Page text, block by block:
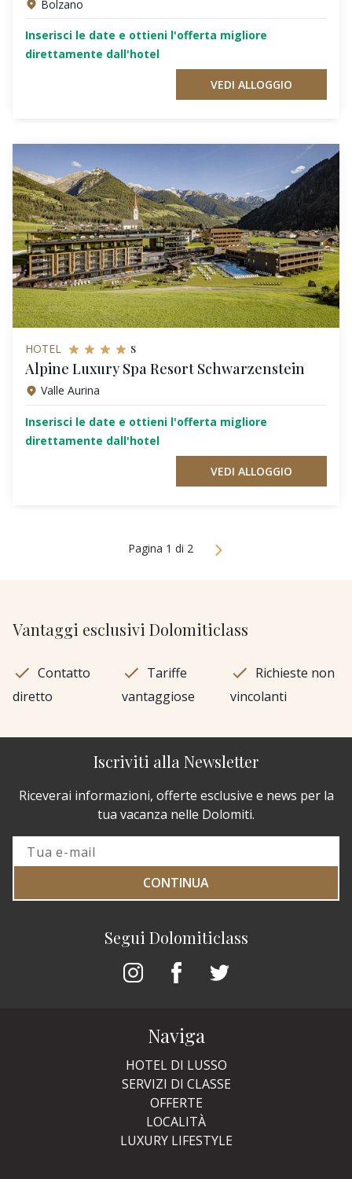
Bolzano
Inserisci le date e ottieni l'offerta migliore
direttamente dall'hotel
VEDI ALLOGGIO
HOTEL s
Alpine Luxury Spa Resort Schwarzenstein
Valle Aurina
Inserisci le date e ottieni l'offerta migliore
direttamente dall'hotel
VEDI ALLOGGIO
Pagina 1 di 2
Vantaggi esclusivi Dolomiticlass
Contatto
diretto
Tariffe
vantaggiose
Richieste non
vincolanti
Segui Dolomiticlass
Iscriviti alla Newsletter
Riceverai informazioni, offerte esclusive e news per la
tua vacanza nelle Dolomiti.
CONTINUA
Naviga
HOTEL DI LUSSO
SERVIZI DI CLASSE
OFFERTE
LOCALITÀ
LUXURY LIFESTYLE